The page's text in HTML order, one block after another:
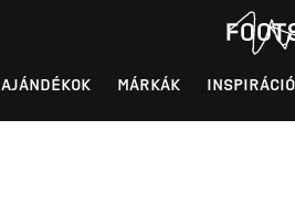
AJÁNDÉKOK MÁRKÁK INSPIRÁCIÓ